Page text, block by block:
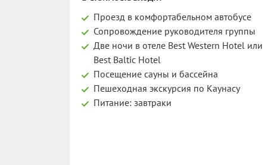
Проезд в комфортабельном автобусе
Сопровождение руководителя группы
Две ночи в отеле Best Western Hotel или
Best Baltic Hotel
Посещение сауны и бассейна
Пешеходная экскурсия по Каунасу
Питание: завтраки